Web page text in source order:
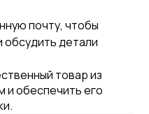
почту, чтобы
обсудить детали
товар из
и обеспечить его